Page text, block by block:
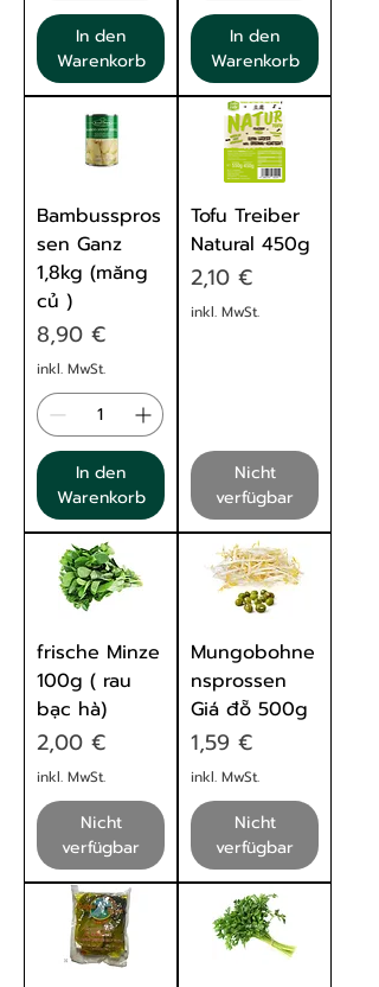
In den
Warenkorb
In den
Warenkorb
Bambusspros
sen Ganz
1,8kg (măng
củ )
Preis
8,90 €
inkl. MwSt.
In den
Warenkorb
Tofu Treiber
Natural 450g
Preis
2,10 €
inkl. MwSt.
Nicht
verfügbar
frische Minze
100g ( rau
bạc hà)
Preis
2,00 €
inkl. MwSt.
Nicht
verfügbar
Mungobohne
nsprossen
Giá đỗ 500g
Preis
1,59 €
inkl. MwSt.
Nicht
verfügbar